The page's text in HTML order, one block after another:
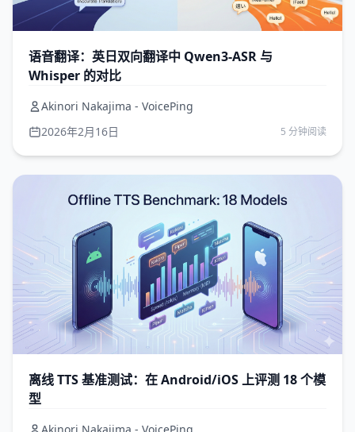
语音翻译：英日双向翻译中 Qwen3-ASR 与
Whisper 的对比
Akinori Nakajima - VoicePing
2026年2月16日
5 分钟阅读
离线 TTS 基准测试：在 Android/iOS 上评测 18 个模
型